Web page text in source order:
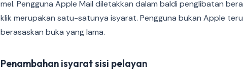
mel. Pengguna Apple Mail diletakkan dalam baldi penglibatan
klik merupakan satu-satunya isyarat. Pengguna bukan Apple
berasaskan buka yang lama.
Penambahan isyarat sisi pelayan